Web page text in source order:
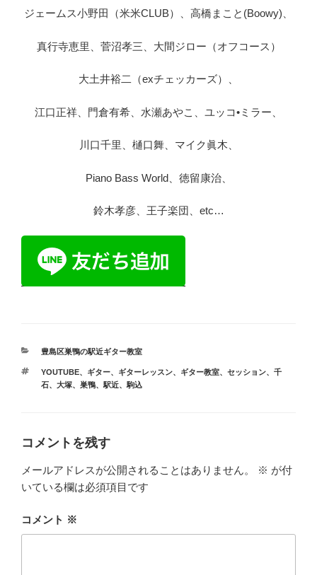
ジェームス小野田（米米CLUB）、高橋まこと(Boowy)、
真行寺恵里、菅沼孝三、大間ジロー（オフコース）
大土井裕二（exチェッカーズ）、
江口正祥、門倉有希、水瀬あやこ、ユッコ•ミラー、
川口千里、樋口舞、マイク眞木、
Piano Bass World、徳留康治、
鈴木孝彦、王子楽団、etc…
カ
ゴ
リ
豊島区巣鴨の駅近ギター教室
タ
グ
YOUTUBE、 ギター、 ギターレッスン、 ギター教室、 セッション、 千
石、 大塚、 巣鴨、 駅近、 駒込
コメントを残す
メールアドレスが公開されることはありません。 ※ が付
いている欄は必須項目です
コメント ※